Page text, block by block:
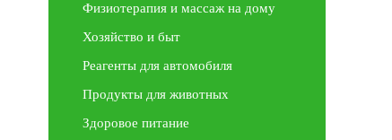
Физиотерапия и массаж на дому
Хозяйство и быт
Реагенты для автомобиля
Продукты для животных
Здоровое питание